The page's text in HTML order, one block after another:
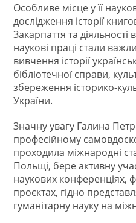
Особливе місце у її
дослідження історії
Закарпаття та діяльності
наукові праці стали
вивчення історії
бібліотечної справи,
збереження історико-
України.
Значну увагу Галина
професійному
проходила міжнародні
Польщі, бере активну
наукових конференціях,
проєктах, гідно
гуманітарну науку на